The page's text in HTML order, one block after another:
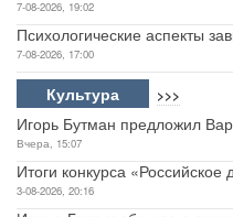
7-08-2026, 19:02
Психологические аспекты
7-08-2026, 17:00
Культура >>>
Игорь Бутман предложил
Вчера, 15:07
Итоги конкурса
3-08-2026, 20:16